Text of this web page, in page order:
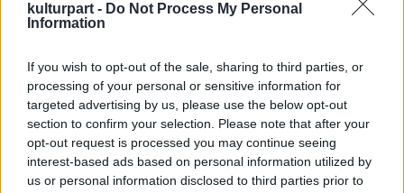
kulturpart - Do Not Process My Personal
Information
If you wish to opt-out of the sale, sharing to third parties, or
processing of your personal or sensitive information for
targeted advertising by us, please use the below opt-out
section to confirm your selection. Please note that after your
opt-out request is processed you may continue seeing
interest-based ads based on personal information utilized by
us or personal information disclosed to third parties prior to
Egy törvénymódosítás miatt a tatabányai
lakcímmel rendelkező gyerekek ellátását
továbbra is a megye látja el a feladatot. A két
önkormányzat számításai nem egyeznek a
finanszírozásról, a megye 93 millió forint
kiegészítő támogatást kér Tatabányától, a
város szerint csak 68 millió forint járna.